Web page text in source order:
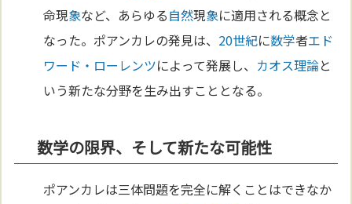
命現象など、あらゆる自然現象に適用される概念と
なった。ポアンカレの発見は、 20世紀に数学者エド
ワード・ローレンツによって発展し、 カオス理論と
いう新たな分野を生み出すこととなる。
数学の限界、そして新たな可能性
ポアンカレは三体問題を完全に解くことはできなか